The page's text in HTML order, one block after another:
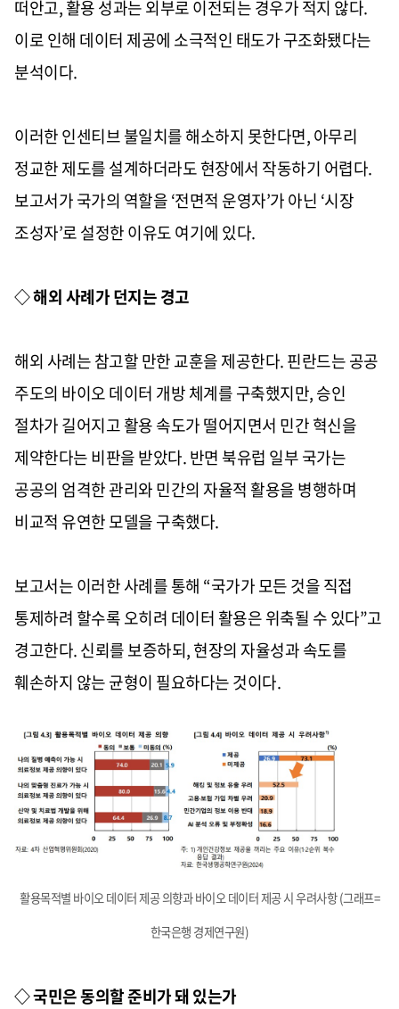
떠안고, 활용 성과는 외부로 이전되는 경우가 적지 않다.
이로 인해 데이터 제공에 소극적인 태도가 구조화됐다는
분석이다.
이러한 인센티브 불일치를 해소하지 못한다면, 아무리
정교한 제도를 설계하더라도 현장에서 작동하기 어렵다.
보고서가 국가의 역할을 ‘전면적 운영자’가 아닌 ‘시장
조성자’로 설정한 이유도 여기에 있다.
◇ 해외 사례가 던지는 경고
해외 사례는 참고할 만한 교훈을 제공한다. 핀란드는 공공
주도의 바이오 데이터 개방 체계를 구축했지만, 승인
절차가 길어지고 활용 속도가 떨어지면서 민간 혁신을
제약한다는 비판을 받았다. 반면 북유럽 일부 국가는
공공의 엄격한 관리와 민간의 자율적 활용을 병행하며
비교적 유연한 모델을 구축했다.
보고서는 이러한 사례를 통해 “국가가 모든 것을 직접
통제하려 할수록 오히려 데이터 활용은 위축될 수 있다”고
경고한다. 신뢰를 보증하되, 현장의 자율성과 속도를
훼손하지 않는 균형이 필요하다는 것이다.
활용목적별 바이오 데이터 제공 의향과 바이오 데이터 제공 시 우려사항 (그래프=
한국은행 경제연구원)
◇ 국민은 동의할 준비가 돼 있는가